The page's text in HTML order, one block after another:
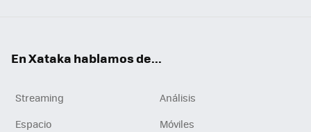
En Xataka hablamos de...
Streaming
Análisis
Espacio
Móviles